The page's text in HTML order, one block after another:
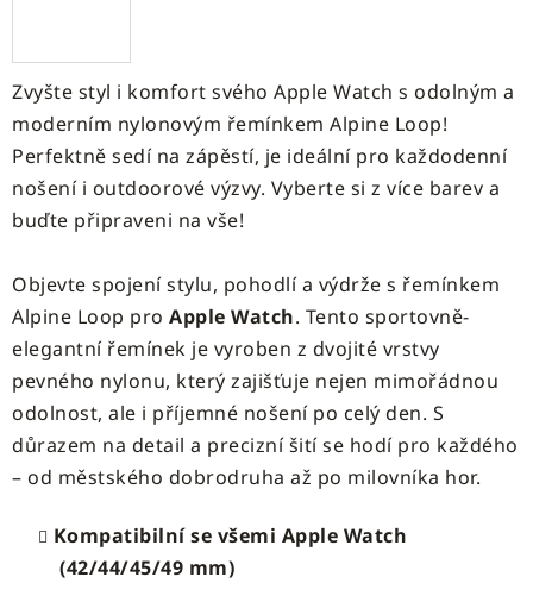
Zvyšte styl i komfort svého Apple Watch s odolným a
moderním nylonovým řemínkem Alpine Loop!
Perfektně sedí na zápěstí, je ideální pro každodenní
nošení i outdoorové výzvy. Vyberte si z více barev a
buďte připraveni na vše!
Objevte spojení stylu, pohodlí a výdrže s řemínkem
Alpine Loop pro Apple Watch. Tento sportovně-
elegantní řemínek je vyroben z dvojité vrstvy
pevného nylonu, který zajišťuje nejen mimořádnou
odolnost, ale i příjemné nošení po celý den. S
důrazem na detail a precizní šití se hodí pro každého
– od městského dobrodruha až po milovníka hor.
Kompatibilní se všemi Apple Watch
(42/44/45/49 mm)